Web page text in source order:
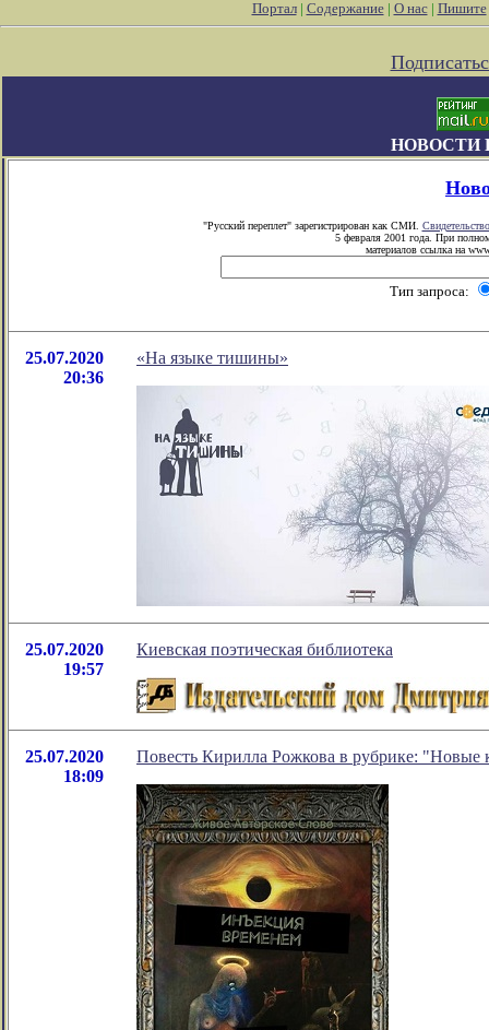
Портал| Содержание| О нас| Пишите
НОВОСТИ
"Русский переплет" зарегистрирован как СМИ. Свидетельство
5 февраля 2001 года. При
материалов ссылка на
Тип запроса:
25.07.2020
20:36
«На языке тишины»
25.07.2020
19:57
Киевская поэтическая библиотека
25.07.2020
18:09
Повесть Кирилла Рожкова в рубрике: "Новые